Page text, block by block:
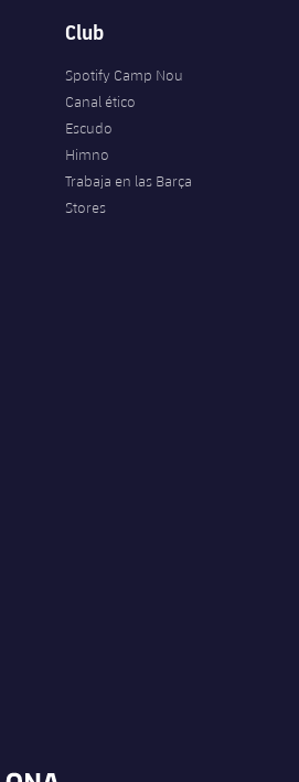
Club
Spotify Camp Nou
Canal ético
Escudo
Himno
Trabaja en las Barça
Stores